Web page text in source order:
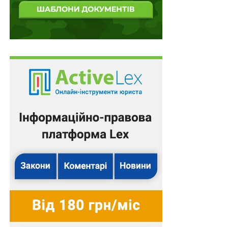
організаційно-розпорядчих або адміністративно-
господарських дій і мають значення для обрання і
реалізації оптимальних засобів здійснення
проблематики та спектру правового регулювання
ситуацій довкола конфліктів інтересів. Виокремлення
можливих обставин зумовлюють появу різних
дефініцій цього поняття та сприяють подальшому
розширенню підходів до їх систематизації.
У європейській правотворчій практиці для розуміння
конфлікту інтересів широко застосовується підхід,
запропонований Організацією економічного
яким конфлікт інтересів визначається як суперечність
між державними обов’язками та приватними